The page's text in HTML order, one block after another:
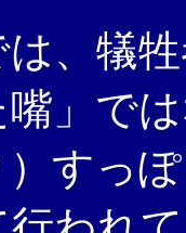
は、犠
嘴」で
）すっ